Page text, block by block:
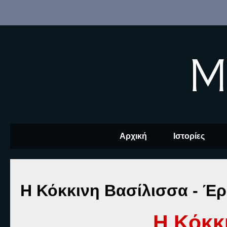
Αρχική Ιστορίες
Η Κόκκινη Βασίλισσα -